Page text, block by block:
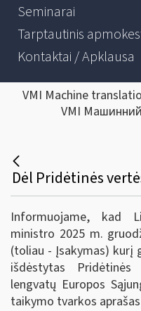
Seminarai
Tarptautinis
Kontaktai / Apklausa
VMI Machine
VMI
Informuojame, kad
ministro 2025 m.
(toliau - Įsakymas) kurį
išdėstytas
lengvatų Europos
taikymo tvarkos